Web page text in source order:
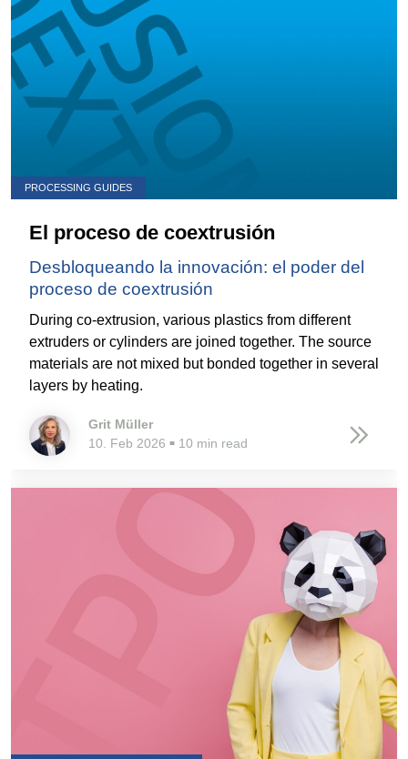
PROCESSING GUIDES
El proceso de coextrusión
Desbloqueando la innovación: el poder del
proceso de coextrusión
During co-extrusion, various plastics from different
extruders or cylinders are joined together. The source
materials are not mixed but bonded together in several
layers by heating.
Grit Müller
10. Feb 2026 ■ 10 min read